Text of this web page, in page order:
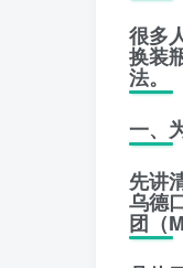
很多
换装
法。
一、
先讲
乌德
团（